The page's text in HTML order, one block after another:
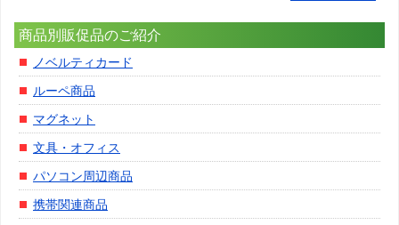
商品別販促品のご紹介
ノベルティカード
ルーペ商品
マグネット
文具・オフィス
パソコン周辺商品
携帯関連商品